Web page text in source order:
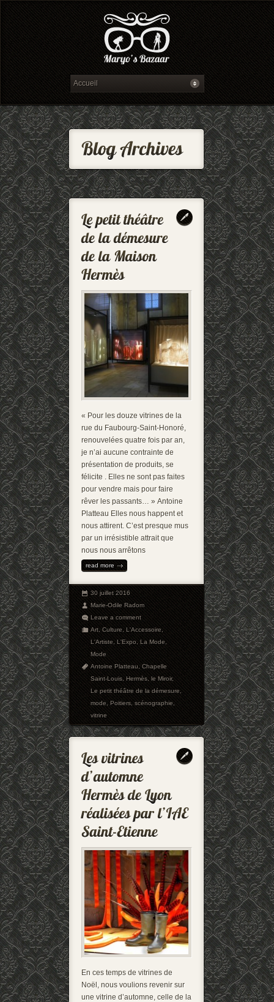
« Pour les douze vitrines de la
rue du Faubourg-Saint-Honoré,
renouvelées quatre fois par an,
je n’ai aucune contrainte de
présentation de produits, se
félicite . Elles ne sont pas faites
pour vendre mais pour faire
rêver les passants… » Antoine
Platteau Elles nous happent et
nous attirent. C’est presque mus
par un irrésistible attrait que
nous nous arrêtons
read more
30 juillet 2016
Marie-Odile Radom
Leave a comment
Art,Culture,L'Accessoire,
L'Artiste,L'Expo,La Mode,
Mode
Antoine Platteau,Chapelle
Saint-Louis,Hermès,le Miroir,
Le petit théâtre de la démesure,
mode,Poitiers,scénographie,
vitrine
En ces temps de vitrines de
Noël, nous voulions revenir sur
une vitrine d’automne, celle de la